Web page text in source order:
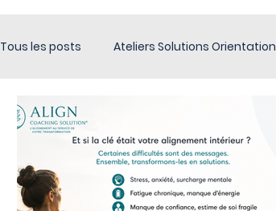
Tous les posts Ateliers Solutions Orientation
ACTU & Nouveautés by JMCottin coach